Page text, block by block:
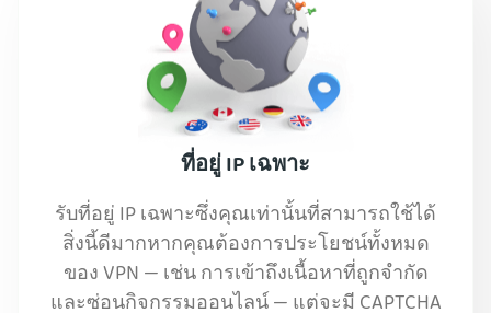
ที่อยู่ IP เฉพาะ
รับที่อยู่ IP เฉพาะซึ่งคุณเท่านั้นที่สามารถใช้ได้
สิ่งนี้ดีมากหากคุณต้องการประโยชน์ทั้งหมด
ของ VPN — เช่น การเข้าถึงเนื้อหาที่ถูกจำกัด
และซ่อนกิจกรรมออนไลน์ — แต่จะมี CAPTCHA